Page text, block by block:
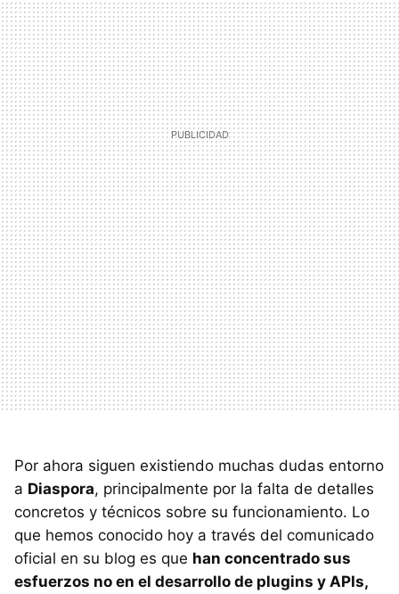
Por ahora siguen existiendo muchas dudas entorno
a Diaspora, principalmente por la falta de detalles
concretos y técnicos sobre su funcionamiento. Lo
que hemos conocido hoy a través del comunicado
oficial en su blog es que han concentrado sus
esfuerzos no en el desarrollo de plugins y APIs,